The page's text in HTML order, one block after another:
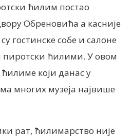
ћилим постао
Обреновића а касније
гостинске собе и салоне
пиротски ћилими. У овом
који данас у
многих музеја највише
рат, ћилимарство није